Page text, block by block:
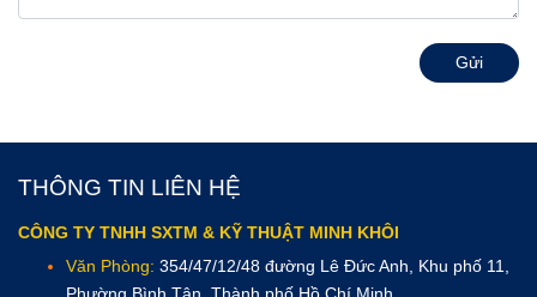
Gửi
THÔNG TIN LIÊN HỆ
CÔNG TY TNHH SXTM & KỸ THUẬT MINH KHÔI
Văn Phòng: 354/47/12/48 đường Lê Đức Anh, Khu phố 11,